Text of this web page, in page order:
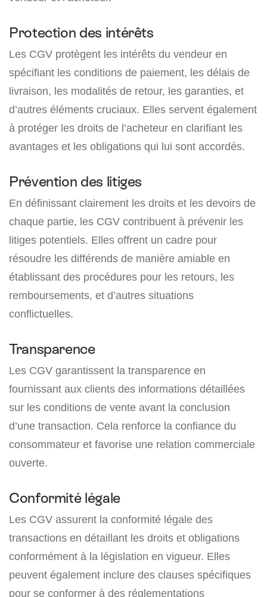
Protection des intérêts
Les CGV protègent les intérêts du vendeur en
spécifiant les conditions de paiement, les délais de
livraison, les modalités de retour, les garanties, et
d’autres éléments cruciaux. Elles servent également
à protéger les droits de l’acheteur en clarifiant les
avantages et les obligations qui lui sont accordés.
Prévention des litiges
En définissant clairement les droits et les devoirs de
chaque partie, les CGV contribuent à prévenir les
litiges potentiels. Elles offrent un cadre pour
résoudre les différends de manière amiable en
établissant des procédures pour les retours, les
remboursements, et d’autres situations
conflictuelles.
Transparence
Les CGV garantissent la transparence en
fournissant aux clients des informations détaillées
sur les conditions de vente avant la conclusion
d’une transaction. Cela renforce la confiance du
consommateur et favorise une relation commerciale
ouverte.
Conformité légale
Les CGV assurent la conformité légale des
transactions en détaillant les droits et obligations
conformément à la législation en vigueur. Elles
peuvent également inclure des clauses spécifiques
pour se conformer à des réglementations